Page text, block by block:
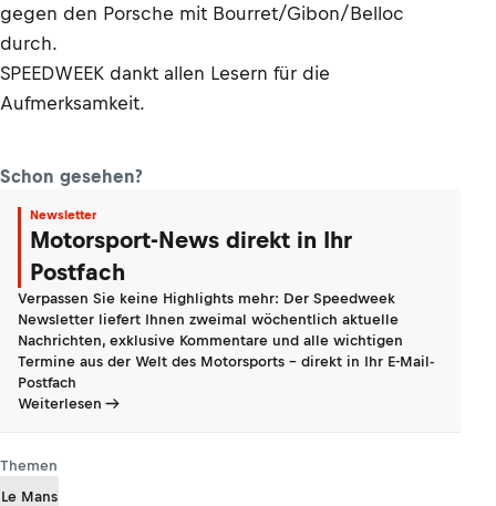
gegen den Porsche mit Bourret/Gibon/Belloc
durch.
SPEEDWEEK dankt allen Lesern für die
Aufmerksamkeit.
Schon gesehen?
Newsletter
Motorsport-News direkt in Ihr
Postfach
Verpassen Sie keine Highlights mehr: Der Speedweek
Newsletter liefert Ihnen zweimal wöchentlich aktuelle
Nachrichten, exklusive Kommentare und alle wichtigen
Termine aus der Welt des Motorsports - direkt in Ihr E-Mail-
Postfach
Weiterlesen
Themen
Le Mans